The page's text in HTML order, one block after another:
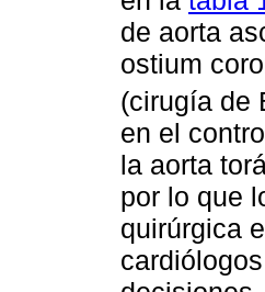
de aorta
ostium
(cirugía de
en el
la aorta
por lo que
quirúrgica